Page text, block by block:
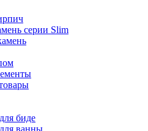
серии Slim
биде
ванны